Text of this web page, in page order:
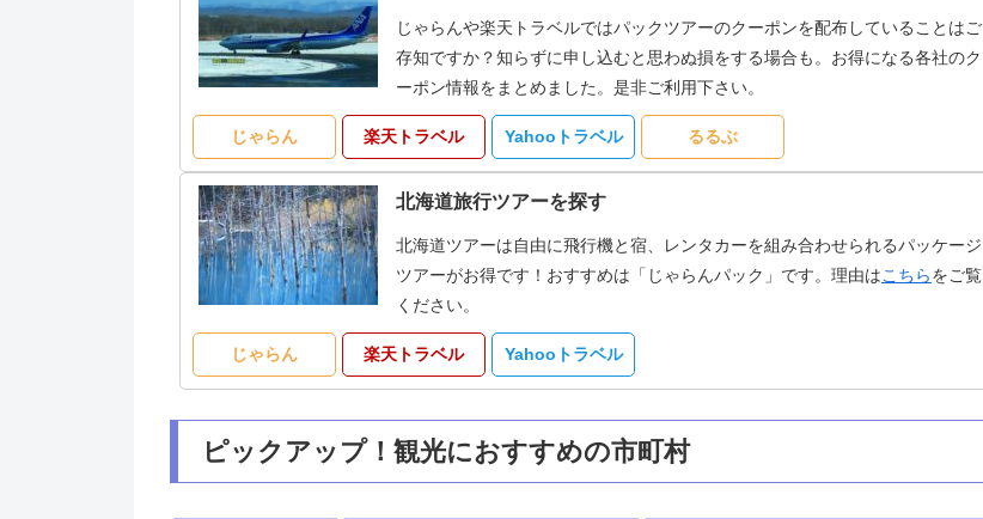
じゃらんや楽天トラベルではパックツアーのクーポンを配布していることはご
存知ですか？知らずに申し込むと思わぬ損をする場合も。お得になる各社のク
ーポン情報をまとめました。是非ご利用下さい。
じゃらん 楽天トラベル Yahooトラベル るるぶ
北海道旅行ツアーを探す
北海道ツアーは自由に飛行機と宿、レンタカーを組み合わせられるパッケージ
ツアーがお得です！おすすめは「じゃらんパック」です。理由はこちらをご覧
ください。
じゃらん 楽天トラベル Yahooトラベル
ピックアップ！観光におすすめの市町村